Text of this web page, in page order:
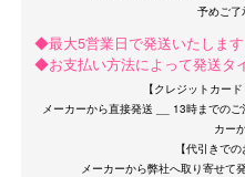
◆最大5営業日で発送いたします
◆お支払い方法によって発送タ
【クレジットカー
メーカーから直接発送 __ 13時までの
カー
【代引きで
メーカーから弊社へ取り寄せて